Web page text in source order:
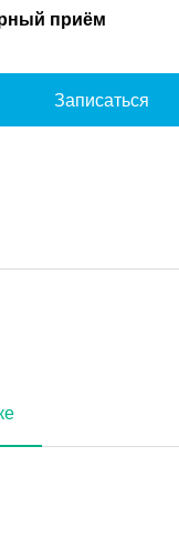
приём
Записаться